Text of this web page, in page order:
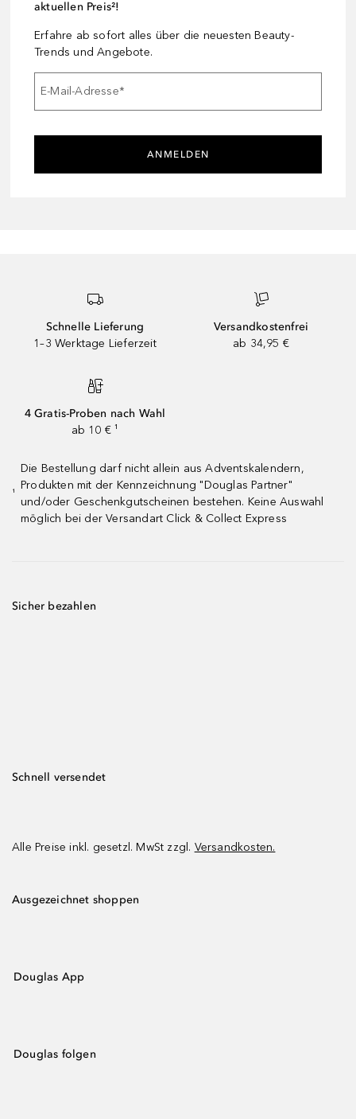
aktuellen Preis²!
Erfahre ab sofort alles über die neuesten Beauty-
Trends und Angebote.
E-Mail-Adresse*
ANMELDEN
Schnelle Lieferung
1–3 Werktage Lieferzeit
Versandkostenfrei
ab 34,95 €
4 Gratis-Proben nach Wahl
ab 10 € ¹
¹
Die Bestellung darf nicht allein aus Adventskalendern,
Produkten mit der Kennzeichnung "Douglas Partner"
und/oder Geschenkgutscheinen bestehen. Keine Auswahl
möglich bei der Versandart Click & Collect Express
Sicher bezahlen
Schnell versendet
Alle Preise inkl. gesetzl. MwSt zzgl. Versandkosten.
Ausgezeichnet shoppen
Douglas App
Douglas folgen